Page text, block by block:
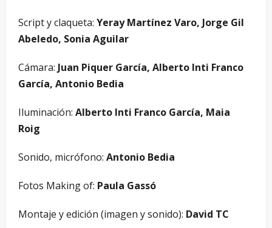
Script y claqueta: Yeray Martínez Varo, Jorge Gil
Abeledo, Sonia Aguilar
Cámara: Juan Piquer García, Alberto Inti Franco
García, Antonio Bedia
Iluminación: Alberto Inti Franco García, Maia
Roig
Sonido, micrófono: Antonio Bedia
Fotos Making of: Paula Gassó
Montaje y edición (imagen y sonido): David TC